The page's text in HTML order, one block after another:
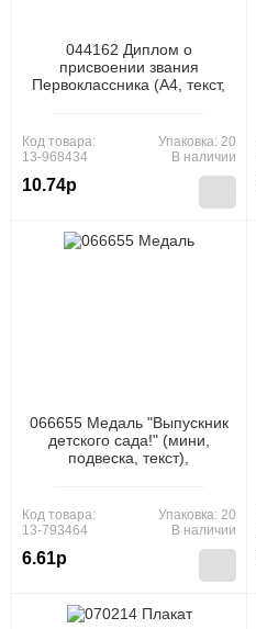
044162 Диплом о
присвоении звания
Первоклассника (А4, текст,
Код товара:
13-968434
10.74р
Упаковка: 20
В наличии
066655 Медаль "Выпускник
детского сада!" (мини,
подвеска, текст),
Код товара:
13-793464
6.61р
Упаковка: 20
В наличии